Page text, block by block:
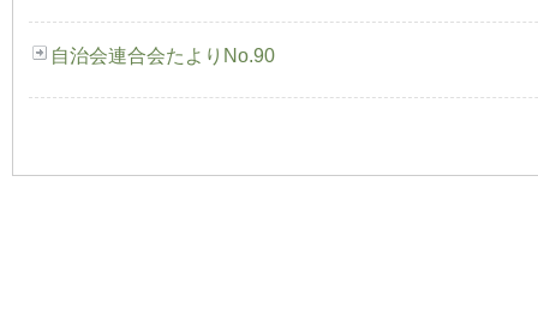
自治会連合会たよりNo.90